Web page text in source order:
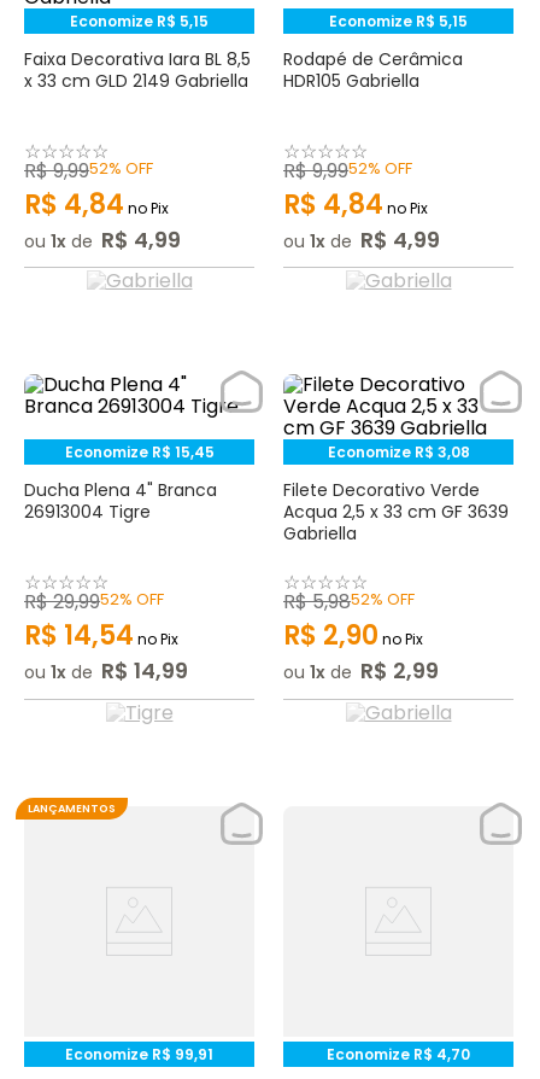
Economize R$ 5,15
Faixa Decorativa Iara BL 8,5
x 33 cm GLD 2149 Gabriella
☆☆☆☆☆
R$9,9952% OFF
R$ 4,84 no Pix
ou 1 de R$ 4,99
Economize R$ 5,15
Rodapé de Cerâmica
HDR105 Gabriella
☆☆☆☆☆
R$9,9952% OFF
R$ 4,84 no Pix
ou 1 de R$ 4,99
Economize R$ 15,45
Ducha Plena 4" Branca
26913004 Tigre
☆☆☆☆☆
R$29,9952% OFF
R$ 14,54 no Pix
ou 1 de R$ 14,99
Economize R$ 3,08
Filete Decorativo Verde
Acqua 2,5 x 33 cm GF 3639
Gabriella
☆☆☆☆☆
R$5,9852% OFF
R$ 2,90 no Pix
ou 1 de R$ 2,99
LANÇAMENTOS
Economize R$ 99,91 Economize R$ 4,70